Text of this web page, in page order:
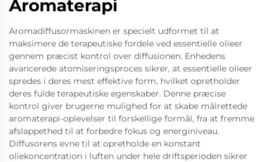
Aromaterapi
Aromadiffusormaskinen er specielt udformet til at
maksimere de terapeutiske fordele ved essentielle olieer
gennem præcist kontrol over diffusionen. Enhedens
avancerede atomiseringsproces sikrer, at essentielle olieer
spredes i deres mest effektive form, hvilket opretholder
deres fulde terapeutiske egenskaber. Denne præcise
kontrol giver brugerne mulighed for at skabe målrettede
aromaterapi-oplevelser til forskellige formål, fra at fremme
afslappethed til at forbedre fokus og energiniveau.
Diffusorens evne til at opretholde en konstant
oliekoncentration i luften under hele driftsperioden sikrer